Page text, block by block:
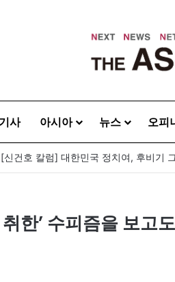
사 아시아 뉴스 오피
[신건호 칼럼] 대한민국 정치여, 후비기
한’ 수피즘을 보고